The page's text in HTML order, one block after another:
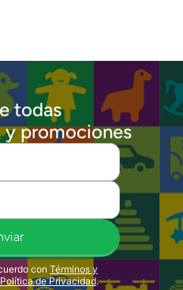
todas
y promociones
con Términos y
Política de Privacidad.